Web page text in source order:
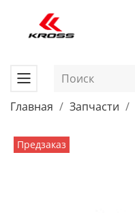
Главная Запчасти
Предзаказ